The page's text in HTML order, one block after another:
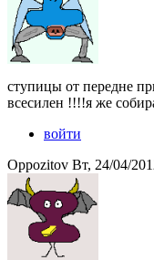
ступицы от передне
всесилен !!!!я же
войти
Oppozitov Вт, 24/04/